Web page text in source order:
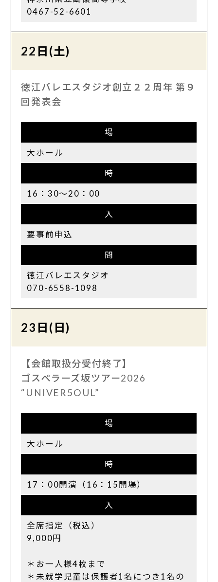
0467-52-6601
22日(土)
徳江バレエスタジオ創立２２周年 第９
回発表会
場
大ホール
時
16：30～20：00
入
要事前申込
問
徳江バレエスタジオ
070-6558-1098
23日(日)
【会館取扱分受付終了】
ゴスペラーズ坂ツアー2026
“UNIVER5OUL”
場
大ホール
時
17：00開演（16：15開場）
入
全席指定（税込）
9,000円
＊お一人様4枚まで
＊未就学児童は保護者1名につき1名の